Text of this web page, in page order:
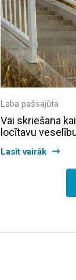
Laba pašsajūta
Vai skriešana
locītavu
Lasīt vairāk